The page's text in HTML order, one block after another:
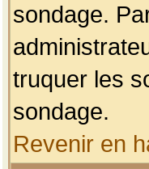
sondage.
truquer les
sondage.
Revenir en